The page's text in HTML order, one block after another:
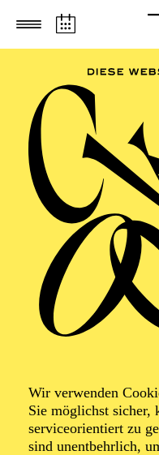
Zum Hauptinhalt
Wir verwenden
Sie möglichst sicher,
serviceorientiert zu
sind unentbehrlich,
Foto: Johan Sandberg